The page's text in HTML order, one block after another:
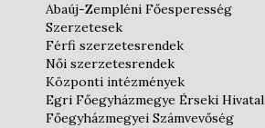
Abaúj-Zempléni Főesperesség
Szerzetesek
Férfi szerzetesrendek
Női szerzetesrendek
Központi intézmények
Egri Főegyházmegye Érseki Hivatal
Főegyházmegyei Számvevőség